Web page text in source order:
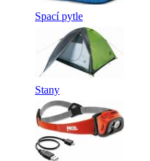
Spací pytle
Stany